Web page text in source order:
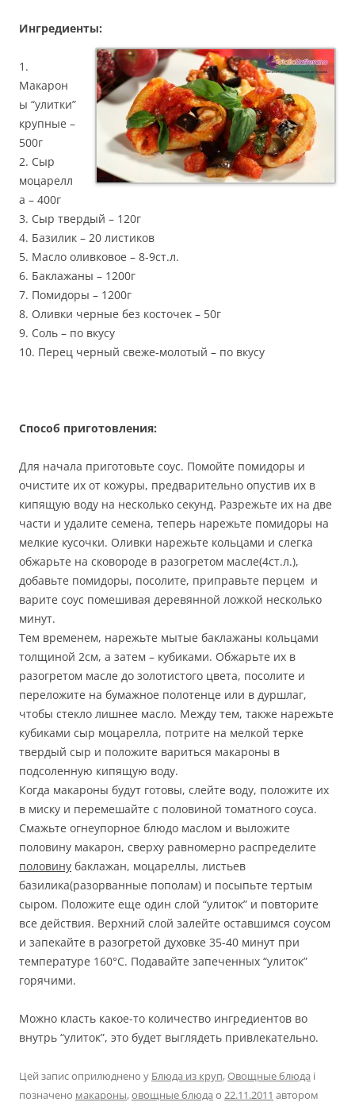
Ингредиенты:
1.
Макарон
ы “улитки”
крупные –
500г
2. Сыр
моцарелл
а – 400г
3. Сыр твердый – 120г
4. Базилик – 20 листиков
5. Масло оливковое – 8-9ст.л.
6. Баклажаны – 1200г
7. Помидоры – 1200г
8. Оливки черные без косточек – 50г
9. Соль – по вкусу
10. Перец черный свеже-молотый – по вкусу
Способ приготовления:
Для начала приготовьте соус. Помойте помидоры и
очистите их от кожуры, предварительно опустив их в
кипящую воду на несколько секунд. Разрежьте их на две
части и удалите семена, теперь нарежьте помидоры на
мелкие кусочки. Оливки нарежьте кольцами и слегка
обжарьте на сковороде в разогретом масле(4ст.л.),
добавьте помидоры, посолите, приправьте перцем и
варите соус помешивая деревянной ложкой несколько
минут.
Тем временем, нарежьте мытые баклажаны кольцами
толщиной 2см, а затем – кубиками. Обжарьте их в
разогретом масле до золотистого цвета, посолите и
переложите на бумажное полотенце или в дуршлаг,
чтобы стекло лишнее масло. Между тем, также нарежьте
кубиками сыр моцарелла, потрите на мелкой терке
твердый сыр и положите вариться макароны в
подсоленную кипящую воду.
Когда макароны будут готовы, слейте воду, положите их
в миску и перемешайте с половиной томатного соуса.
Смажьте огнеупорное блюдо маслом и выложите
половину макарон, сверху равномерно распределите
половину баклажан, моцареллы, листьев
базилика(разорванные пополам) и посыпьте тертым
сыром. Положите еще один слой “улиток” и повторите
все действия. Верхний слой залейте оставшимся соусом
и запекайте в разогретой духовке 35-40 минут при
температуре 160°С. Подавайте запеченных “улиток”
горячими.
Можно класть какое-то количество ингредиентов во
внутрь “улиток”, это будет выглядеть привлекательно.
Цей запис оприлюднено у Блюда из круп,Овощные блюда і
позначено макароны,овощные блюда о 22.11.2011 автором